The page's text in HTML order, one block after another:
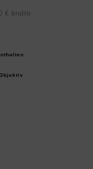
€ brutto